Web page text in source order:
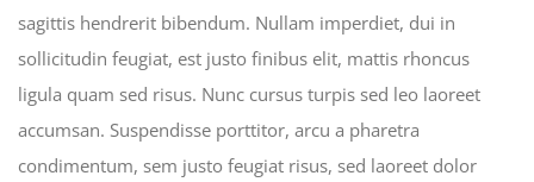
sagittis hendrerit bibendum. Nullam imperdiet, dui in
sollicitudin feugiat, est justo finibus elit, mattis rhoncus
ligula quam sed risus. Nunc cursus turpis sed leo laoreet
accumsan. Suspendisse porttitor, arcu a pharetra
condimentum, sem justo feugiat risus, sed laoreet dolor